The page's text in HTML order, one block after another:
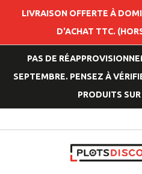
LIVRAISON OFFERTE À
D'ACHAT TTC.
PAS DE
SEPTEMBRE. PENSEZ À
PRODUITS